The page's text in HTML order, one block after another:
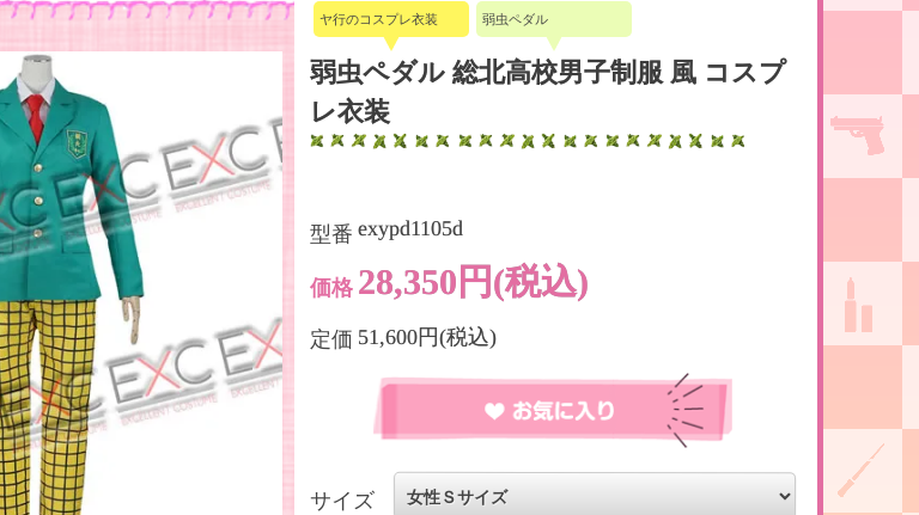
ヤ行のコスプレ衣装 弱虫ペダル
弱虫ペダル 総北高校男子制服 風 コスプ
レ衣装
型番 exypd1105d
価格 28,350円(税込)
定価 51,600円(税込)
サイズ